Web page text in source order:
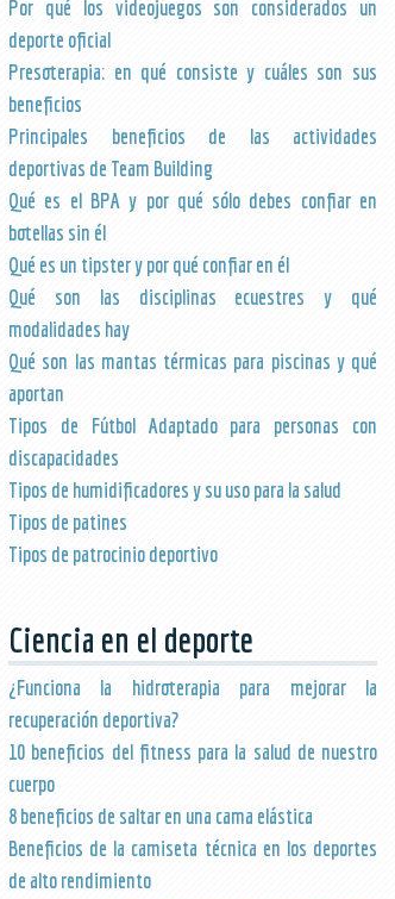
Por qué los videojuegos son considerados un
deporte oficial
Presoterapia: en qué consiste y cuáles son sus
beneficios
Principales beneficios de las actividades
deportivas de Team Building
Qué es el BPA y por qué sólo debes confiar en
botellas sin él
Qué es un tipster y por qué confiar en él
Qué son las disciplinas ecuestres y qué
modalidades hay
Qué son las mantas térmicas para piscinas y qué
aportan
Tipos de Fútbol Adaptado para personas con
discapacidades
Tipos de humidificadores y su uso para la salud
Tipos de patines
Tipos de patrocinio deportivo
Ciencia en el deporte
¿Funciona la hidroterapia para mejorar la
recuperación deportiva?
10 beneficios del fitness para la salud de nuestro
cuerpo
8 beneficios de saltar en una cama elástica
Beneficios de la camiseta técnica en los deportes
de alto rendimiento